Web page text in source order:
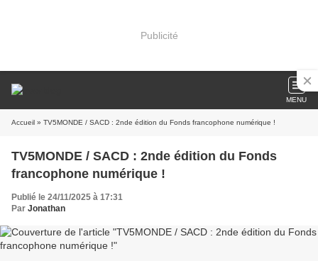
Publicité
MENU
Accueil » TV5MONDE / SACD : 2nde édition du Fonds francophone numérique !
TV5MONDE / SACD : 2nde édition du Fonds
francophone numérique !
Publié le 24/11/2025 à 17:31
Par Jonathan